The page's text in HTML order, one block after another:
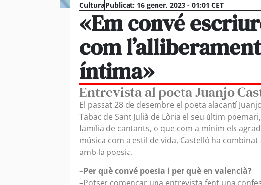
CulturaPublicat: 16 gener, 2023 - 01:01 CET
«Em convé
com
íntima»
Entrevista al poeta Juanjo
El passat 28 de desembre el poeta alacantí
Tabac de Sant Julià de Lòria el seu últim
família de cantants, o que com a mínim els
música com a estil de vida, Castelló ha
amb la poesia.
–Per què convé poesia i per què en valencià?
–Potser començar una entrevista fent una